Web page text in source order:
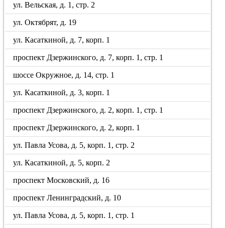
ул. Вельская, д. 1, стр. 2
ул. Октябрят, д. 19
ул. Касаткиной, д. 7, корп. 1
проспект Дзержинского, д. 7, корп. 1, стр. 1
шоссе Окружное, д. 14, стр. 1
ул. Касаткиной, д. 3, корп. 1
проспект Дзержинского, д. 2, корп. 1, стр. 1
проспект Дзержинского, д. 2, корп. 1
ул. Павла Усова, д. 5, корп. 1, стр. 2
ул. Касаткиной, д. 5, корп. 2
проспект Московский, д. 16
проспект Ленинградский, д. 10
ул. Павла Усова, д. 5, корп. 1, стр. 1